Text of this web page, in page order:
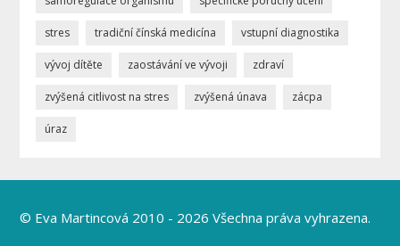
stres tradiční čínská medicína vstupní diagnostika
vývoj dítěte zaostávání ve vývoji zdraví
zvýšená citlivost na stres zvýšená únava zácpa
úraz
© Eva Martincová 2010 - 2026 Všechna práva vyhrazena.